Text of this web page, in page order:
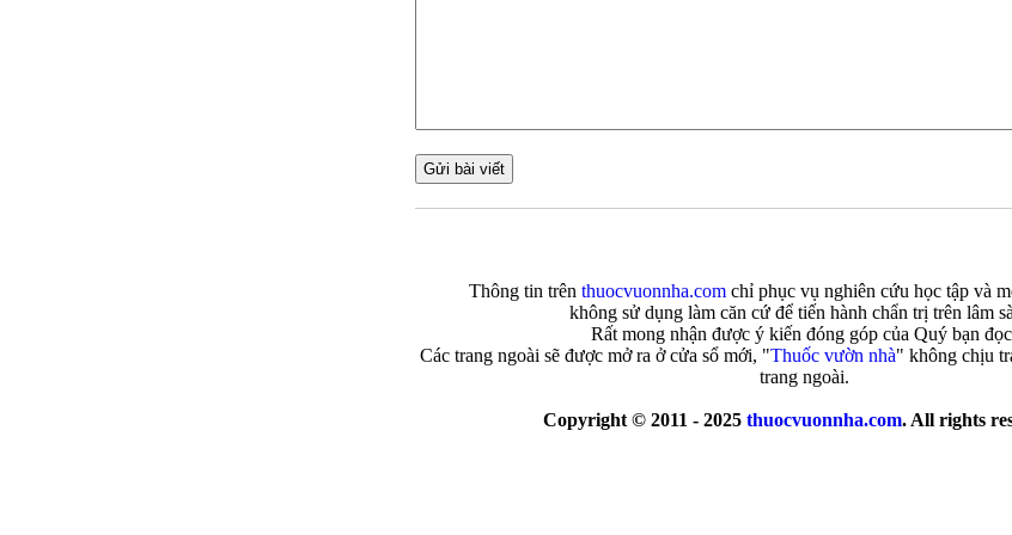
Thông tin trên thuocvuonnha.com chỉ phục vụ nghiên cứu học tập và
không sử dụng làm căn cứ để tiến hành chẩn trị trên lâm
Rất mong nhận được ý kiến đóng góp của Quý bạn
Các trang ngoài sẽ được mở ra ở cửa sổ mới, "Thuốc vườn nhà" không chịu
trang ngoài.
Copyright © 2011 - 2025 thuocvuonnha.com. All rights